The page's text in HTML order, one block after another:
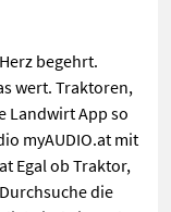
begehrt.
wert. Traktoren,
Landwirt App so
myAUDIO.at mit
Egal ob Traktor,
die